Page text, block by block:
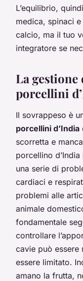
L’equilibrio,
medica, spinaci
calcio, ma il tuo
integratore se
La gestione
porcellini
Il sovrappeso è
porcellini d’India
scorretta e
porcellino
una serie di
cardiaci e
problemi alle
animale
fondamentale
controllare
cavie può
essere limitato.
amano la frutta,